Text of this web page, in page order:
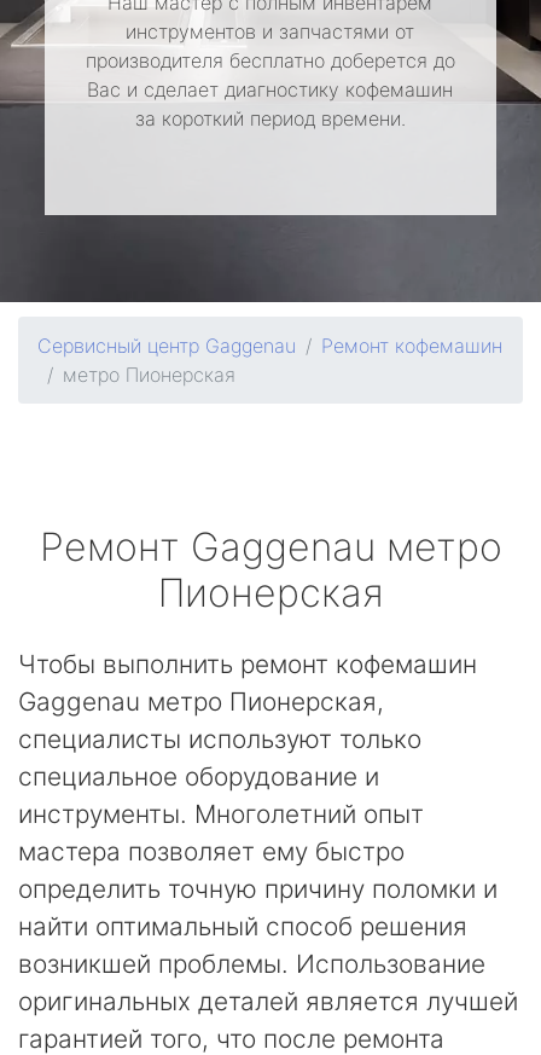
инструментов и запчастями от
производителя бесплатно доберется до
Вас и сделает диагностику кофемашин
за короткий период времени.
Сервисный центр Gaggenau
Ремонт кофемашин
метро Пионерская
Ремонт Gaggenau метро
Пионерская
Чтобы выполнить ремонт кофемашин
Gaggenau метро Пионерская,
специалисты используют только
специальное оборудование и
инструменты. Многолетний опыт
мастера позволяет ему быстро
определить точную причину поломки и
найти оптимальный способ решения
возникшей проблемы. Использование
оригинальных деталей является лучшей
гарантией того, что после ремонта